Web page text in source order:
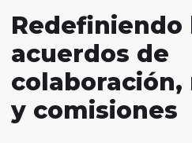
Redefiniendo
acuerdos de
y comisiones